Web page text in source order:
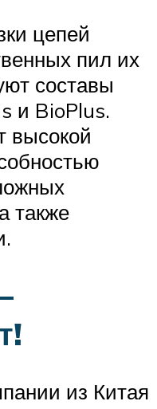
цепей
пил их
составы
и BioPlus.
высокой
также
из Китая